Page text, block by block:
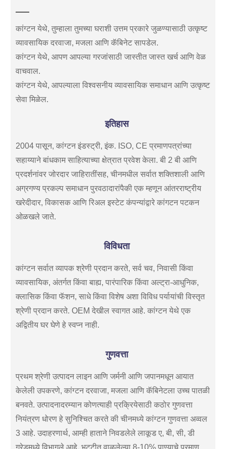
कांग्टन येथे, तुम्हाला तुमच्या घराशी उत्तम प्रकारे जुळण्यासाठी उत्कृष्ट
व्यावसायिक दरवाजा, मजला आणि कॅबिनेट सापडेल.
कांग्टन येथे, आपण आपल्या गरजांसाठी जास्तीत जास्त खर्च आणि वेळ
वाचवाल.
कांग्टन येथे, आपल्याला विश्वसनीय व्यावसायिक समाधान आणि उत्कृष्ट
सेवा मिळेल.
इतिहास
2004 पासून, कांग्टन इंडस्ट्री, इंक. ISO, CE प्रमाणपत्रांच्या
सहाय्याने बांधकाम साहित्याच्या क्षेत्रात प्रवेश केला. बी 2 बी आणि
प्रदर्शनांवर जोरदार जाहिरातींसह, चीनमधील सर्वात शक्तिशाली आणि
अग्रगण्य प्रकल्प समाधान पुरवठादारांपैकी एक म्हणून आंतरराष्ट्रीय
खरेदीदार, विकासक आणि रिअल इस्टेट कंपन्यांद्वारे कांगटन पटकन
ओळखले जाते.
विविधता
कांग्टन सर्वात व्यापक श्रेणी प्रदान करते, सर्व चव, निवासी किंवा
व्यावसायिक, अंतर्गत किंवा बाह्य, पारंपारिक किंवा अल्ट्रा-आधुनिक,
क्लासिक किंवा फॅशन, साधे किंवा विशेष अशा विविध पर्यायांची विस्तृत
श्रेणी प्रदान करते. OEM देखील स्वागत आहे. कांग्टन येथे एक
अद्वितीय घर घेणे हे स्वप्न नाही.
गुणवत्ता
प्रथम श्रेणी उत्पादन लाइन आणि जर्मनी आणि जपानमधून आयात
केलेली उपकरणे, कांग्टन दरवाजा, मजला आणि कॅबिनेटला उच्च पातळी
बनवते. उत्पादनादरम्यान कोणत्याही प्रक्रियेसाठी कठोर गुणवत्ता
नियंत्रण धोरण हे सुनिश्चित करते की चीनमध्ये कांग्टन गुणवत्ता अव्वल
3 आहे. उदाहरणार्थ, आम्ही हाताने निवडलेले लाकूड ए, बी, सी, डी
ग्रेडमध्ये विभागले आहे, भट्टीत वाळलेल्या 8-10% पाण्याचे प्रमाण